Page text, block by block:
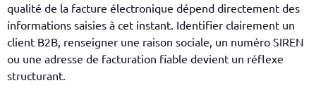
qualité de la facture électronique dépend directement des
informations saisies à cet instant. Identifier clairement un
client B2B, renseigner une raison sociale, un numéro SIREN
ou une adresse de facturation fiable devient un réflexe
structurant.